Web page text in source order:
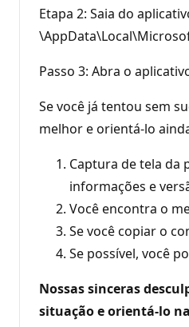
Etapa 2: Saia do
Passo 3: Abra o
Se você já tentou sem
melhor e orientá-lo
Captura de tela da
informações e
Você encontra o
Se você copiar o
Se possível, você
Nossas sinceras
situação e orientá-lo